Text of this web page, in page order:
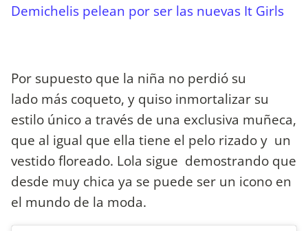
Demichelis pelean por ser las nuevas It Girls
Por supuesto que la niña no perdió su
lado más coqueto, y quiso inmortalizar su
estilo único a través de una exclusiva muñeca,
que al igual que ella tiene el pelo rizado y un
vestido floreado. Lola sigue demostrando que
desde muy chica ya se puede ser un icono en
el mundo de la moda.